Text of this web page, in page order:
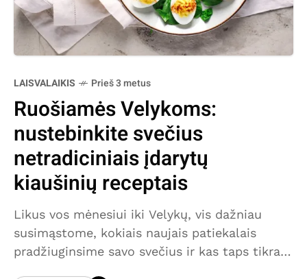
LAISVALAIKIS Prieš 3 metus
Ruošiamės Velykoms:
nustebinkite svečius
netradiciniais įdarytų
kiaušinių receptais
Likus vos mėnesiui iki Velykų, vis dažniau
susimąstome, kokiais naujais patiekalais
pradžiuginsime savo svečius ir kas taps tikra